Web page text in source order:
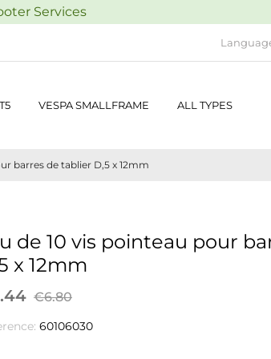
Services
VESPA SMALLFRAME ALL TYPES
barres de tablier D,5 x 12mm
de 10 vis pointeau pour
x 12mm
€6.80
60106030